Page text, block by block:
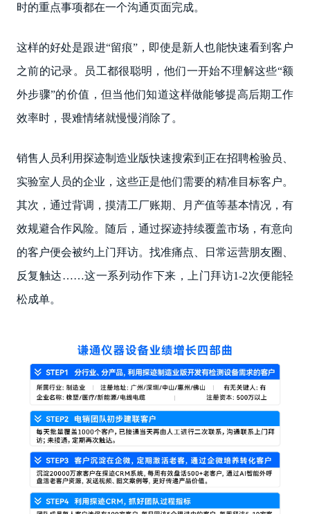
时的重点事项都在一个沟通页面完成。
这样的好处是跟进“留痕”，即使是新人也能快速看到客户
之前的记录。员工都很聪明，他们一开始不理解这些“额
外步骤”的价值，但当他们知道这样做能够提高后期工作
效率时，畏难情绪就慢慢消除了。
销售人员利用探迹制造业版快速搜索到正在招聘检验员、
实验室人员的企业，这些正是他们需要的精准目标客户。
其次，通过背调，摸清工厂账期、月产值等基本情况，有
效规避合作风险。随后，通过探迹持续覆盖市场，有意向
的客户便会被约上门拜访。找准痛点、日常运营朋友圈、
反复触达……这一系列动作下来，上门拜访1-2次便能轻
松成单。